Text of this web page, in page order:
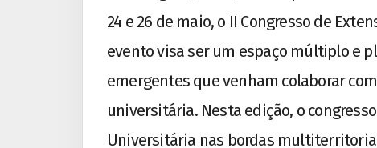
24 e 26 de maio, o II Congresso de
evento visa ser um espaço múltiplo e
emergentes que venham colaborar
universitária. Nesta edição, o
Universitária nas bordas